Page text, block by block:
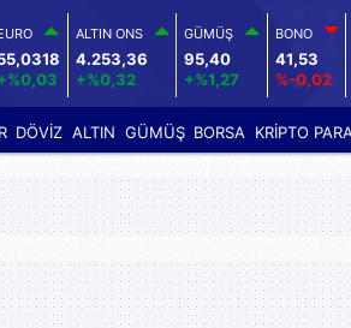
ALTIN ONS
4.253,36
+%0,32
GÜMÜŞ
95,40
+%1,27
BONO
41,53
%-0,02
DÖVİZ ALTIN GÜMÜŞ BORSA KRİPTO